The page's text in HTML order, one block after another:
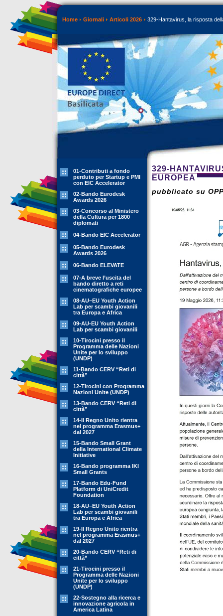
Home Giornali Articoli 2026 329-Hantavirus, la risposta
01-Contributi a fondo
perduto per Startup e PMI
con EIC Accelerator
02-Bando Eurodesk
Awards 2026
03-Concorso al Ministero
della Cultura per 1800
diplomati
04-Bando EIC Accelerator
05-Bando Eurodesk
Awards 2026
06-Bando ELEVATE
07-A breve l’uscita del
bando diretto a reti
cinematografiche europee
08-AU–EU Youth Action
Lab per scambi giovanili
tra Europa e Africa
09-AU-EU Youth Action
Lab per scambi giovanili
10-Tirocini presso il
Programma delle Nazioni
Unite per lo sviluppo
(UNDP)
11-Bando CERV “Reti di
città”
12-Tirocini con Programma
Nazioni Unite (UNDP)
13-Bando CERV “Reti di
città”
14-Il Regno Unito rientra
nel programma Erasmus+
dal 2027
15-Bando Small Grant
della International Climate
Initiative
16-Bando programma IKI
Small Grants
17-Bando Edu-Fund
Platform di UniCredit
Foundation
18-AU–EU Youth Action
Lab per scambi giovanili
tra Europa e Africa
19-Il Regno Unito rientra
nel programma Erasmus+
dal 2027
20-Bando CERV “Reti di
città”
21-Tirocini presso il
Programma delle Nazioni
Unite per lo sviluppo
(UNDP)
22-Sostegno alla ricerca e
innovazione agricola in
America Latina
329-
EUROPEA
pubblicato su